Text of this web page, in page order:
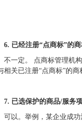
6. 已经注册“点商标”的
不一定。 点商标管理机
相关已注册“点商标”的
7. 已选保护的商品/服务
可以。举例，某企业成